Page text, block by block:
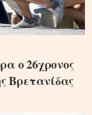
ο 26χρονος
Βρετανίδας